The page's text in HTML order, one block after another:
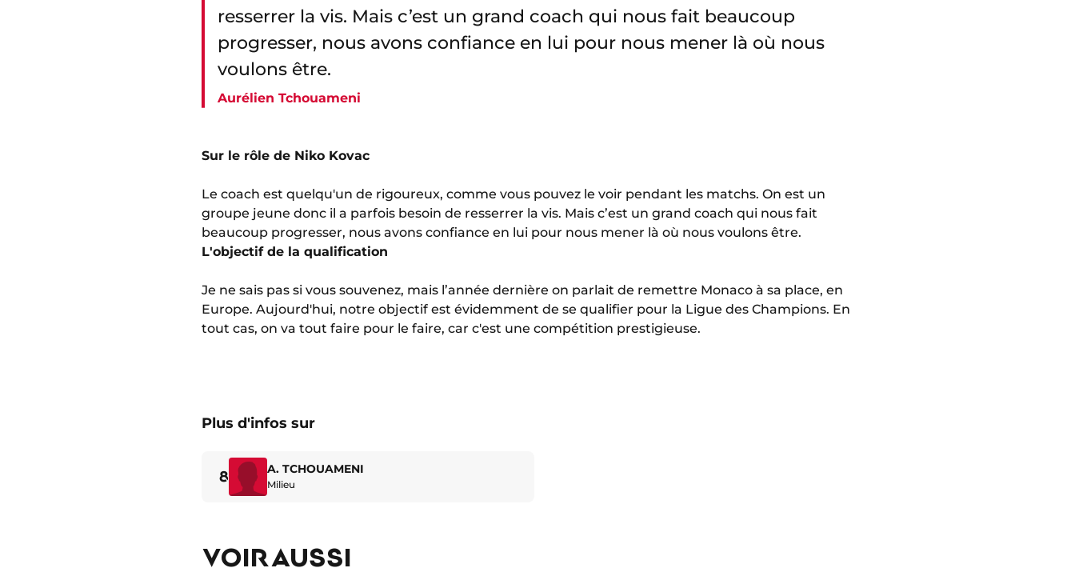
resserrer la vis. Mais c’est un grand coach qui nous fait beaucoup
progresser, nous avons confiance en lui pour nous mener là où nous
voulons être.
Aurélien Tchouameni
Sur le rôle de Niko Kovac
Le coach est quelqu'un de rigoureux, comme vous pouvez le voir pendant les matchs. On est un
groupe jeune donc il a parfois besoin de resserrer la vis. Mais c’est un grand coach qui nous fait
beaucoup progresser, nous avons confiance en lui pour nous mener là où nous voulons être.
L'objectif de la qualification
Je ne sais pas si vous souvenez, mais l’année dernière on parlait de remettre Monaco à sa place, en
Europe. Aujourd'hui, notre objectif est évidemment de se qualifier pour la Ligue des Champions. En
tout cas, on va tout faire pour le faire, car c'est une compétition prestigieuse.
Plus d'infos sur
8 A. TCHOUAMENI
Milieu
VOIR AUSSI